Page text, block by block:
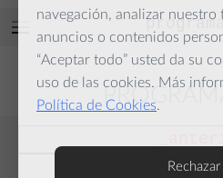
navegación, analizar
anuncios o contenidos
“Aceptar todo” usted da su
uso de las cookies. Más
Política de Cookies.